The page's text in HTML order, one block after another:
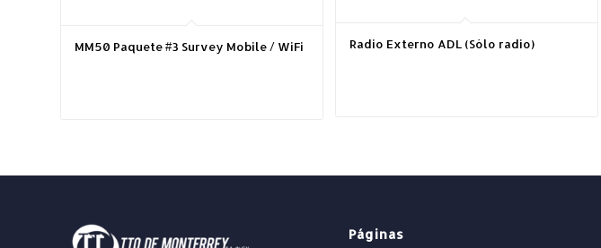
MM50 Paquete #3 Survey Mobile / WiFi Radio Externo ADL (Sólo radio)
Páginas